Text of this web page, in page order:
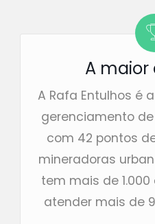
A maior
A Rafa Entulhos é
gerenciamento
com 42 pontos
mineradoras
tem mais de
atender mais de